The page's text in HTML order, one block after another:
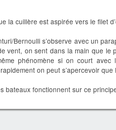
la cuillère est aspirée vers le filet
Bernoulli s’observe avec un
vent, on sent dans la main que le
phénomène si on court avec
on peut s’apercevoir
bateaux fonctionnent sur ce